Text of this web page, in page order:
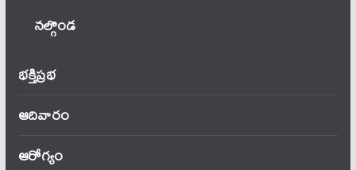
నల్గొండ
భక్తిప్రభ
ఆదివారం
ఆరోగ్యం